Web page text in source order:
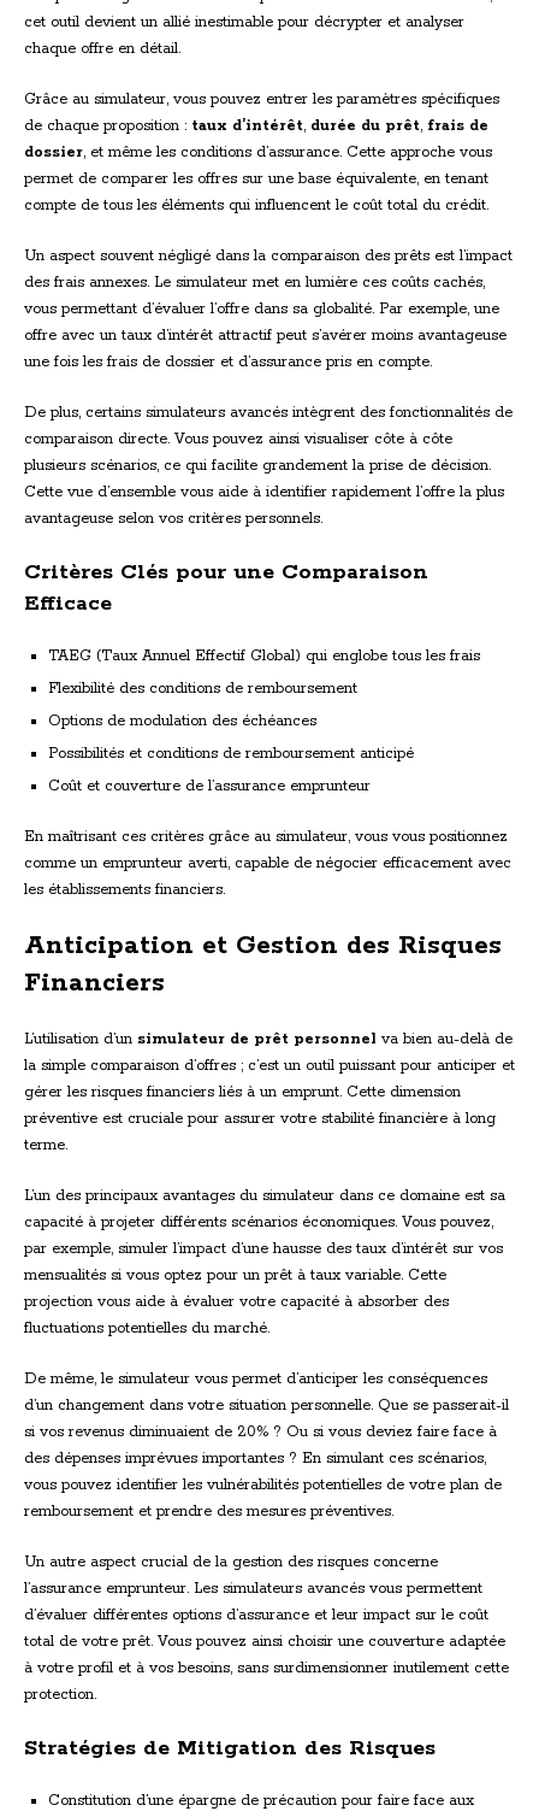
cet outil devient un allié inestimable pour décrypter et analyser
chaque offre en détail.
Grâce au simulateur, vous pouvez entrer les paramètres spécifiques
de chaque proposition : taux d’intérêt, durée du prêt, frais de
dossier, et même les conditions d’assurance. Cette approche vous
permet de comparer les offres sur une base équivalente, en tenant
compte de tous les éléments qui influencent le coût total du crédit.
Un aspect souvent négligé dans la comparaison des prêts est l’impact
des frais annexes. Le simulateur met en lumière ces coûts cachés,
vous permettant d’évaluer l’offre dans sa globalité. Par exemple, une
offre avec un taux d’intérêt attractif peut s’avérer moins avantageuse
une fois les frais de dossier et d’assurance pris en compte.
De plus, certains simulateurs avancés intègrent des fonctionnalités de
comparaison directe. Vous pouvez ainsi visualiser côte à côte
plusieurs scénarios, ce qui facilite grandement la prise de décision.
Cette vue d’ensemble vous aide à identifier rapidement l’offre la plus
avantageuse selon vos critères personnels.
Critères Clés pour une Comparaison
Efficace
TAEG (Taux Annuel Effectif Global) qui englobe tous les frais
Flexibilité des conditions de remboursement
Options de modulation des échéances
Possibilités et conditions de remboursement anticipé
Coût et couverture de l’assurance emprunteur
En maîtrisant ces critères grâce au simulateur, vous vous positionnez
comme un emprunteur averti, capable de négocier efficacement avec
les établissements financiers.
Anticipation et Gestion des Risques
Financiers
L’utilisation d’un simulateur de prêt personnel va bien au-delà de
la simple comparaison d’offres ; c’est un outil puissant pour anticiper et
gérer les risques financiers liés à un emprunt. Cette dimension
préventive est cruciale pour assurer votre stabilité financière à long
terme.
L’un des principaux avantages du simulateur dans ce domaine est sa
capacité à projeter différents scénarios économiques. Vous pouvez,
par exemple, simuler l’impact d’une hausse des taux d’intérêt sur vos
mensualités si vous optez pour un prêt à taux variable. Cette
projection vous aide à évaluer votre capacité à absorber des
fluctuations potentielles du marché.
De même, le simulateur vous permet d’anticiper les conséquences
d’un changement dans votre situation personnelle. Que se passerait-il
si vos revenus diminuaient de 20% ? Ou si vous deviez faire face à
des dépenses imprévues importantes ? En simulant ces scénarios,
vous pouvez identifier les vulnérabilités potentielles de votre plan de
remboursement et prendre des mesures préventives.
Un autre aspect crucial de la gestion des risques concerne
l’assurance emprunteur. Les simulateurs avancés vous permettent
d’évaluer différentes options d’assurance et leur impact sur le coût
total de votre prêt. Vous pouvez ainsi choisir une couverture adaptée
à votre profil et à vos besoins, sans surdimensionner inutilement cette
protection.
Stratégies de Mitigation des Risques
Constitution d’une épargne de précaution pour faire face aux